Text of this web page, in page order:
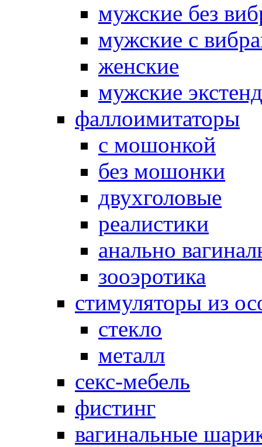
мужские без
мужские с
женские
мужские
фаллоимитаторы
с мошонкой
без мошонки
двухголовые
реалистики
анально
зооэротика
стимуляторы из
стекло
металл
секс-мебель
фистинг
вагинальные